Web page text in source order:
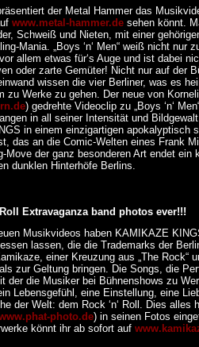
der Metal Hammer das
www.metal-hammer.de sehen könnt.
Schweiß und Nieten, mit einer
Mania. „Boys ‘n‘ Men“ weiß nicht nur
allem etwas für‘s Auge und ist dabei
oder zarte Gemüter! Nicht nur auf der
wissen die vier Berliner, was es
zu Werke zu gehen. Der neue von
) gedrehte Videoclip zu „Boys ‘n‘
in all seiner Intensität und
in einem einzigartigen apokalyptisch
das an die Comic-Welten eines Frank
Move der ganz besonderen Art endet ein
dunklen Hinterhöfe Berlins.
Roll Extravaganza band photos ever!!!
Musikvideos haben KAMIKAZE
lassen, die die Trademarks der
einer Kreuzung aus „The Rock“
zur Geltung bringen. Die Songs, die
der die Musiker bei Bühnenshows zu
Lebensgefühl, eine Einstellung, eine
der Welt: dem Rock ‘n‘ Roll. Dies alles
photo.de) in seinen Fotos
könnt ihr ab sofort auf